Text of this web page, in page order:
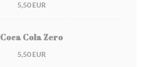
5,50 EUR
Coca Cola Zero
5,50 EUR